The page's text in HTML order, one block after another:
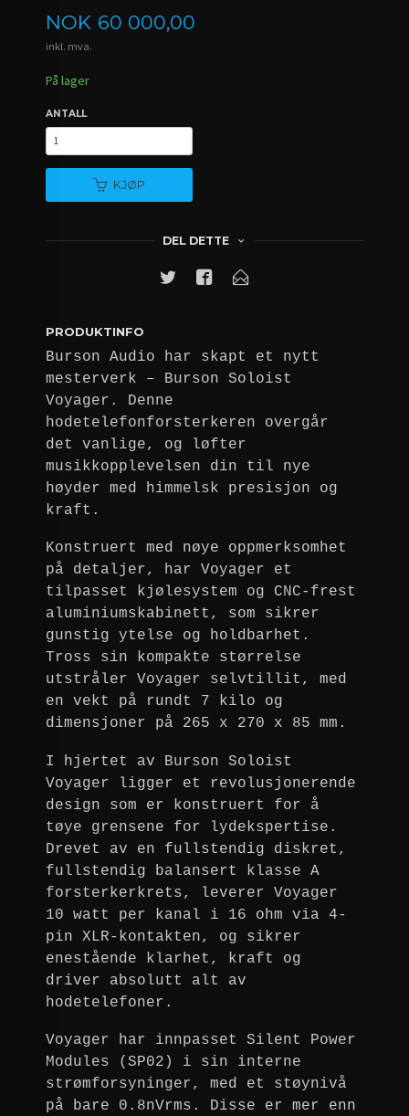
Pris
NOK 60 000,00
inkl. mva.
På lager
ANTALL
KJØP
DEL DETTE
PRODUKTINFO
Burson Audio har skapt et nytt
mesterverk – Burson Soloist
Voyager. Denne
hodetelefonforsterkeren overgår
det vanlige, og løfter
musikkopplevelsen din til nye
høyder med himmelsk presisjon og
kraft.
Konstruert med nøye oppmerksomhet
på detaljer, har Voyager et
tilpasset kjølesystem og CNC-frest
aluminiumskabinett, som sikrer
gunstig ytelse og holdbarhet.
Tross sin kompakte størrelse
utstråler Voyager selvtillit, med
en vekt på rundt 7 kilo og
dimensjoner på 265 x 270 x 85 mm.
I hjertet av Burson Soloist
Voyager ligger et revolusjonerende
design som er konstruert for å
tøye grensene for lydekspertise.
Drevet av en fullstendig diskret,
fullstendig balansert klasse A
forsterkerkrets, leverer Voyager
10 watt per kanal i 16 ohm via 4-
pin XLR-kontakten, og sikrer
enestående klarhet, kraft og
driver absolutt alt av
hodetelefoner.
Voyager har innpasset Silent Power
Modules (SP02) i sin interne
strømforsyninger, med et støynivå
på bare 0.8nVrms. Disse er mer enn